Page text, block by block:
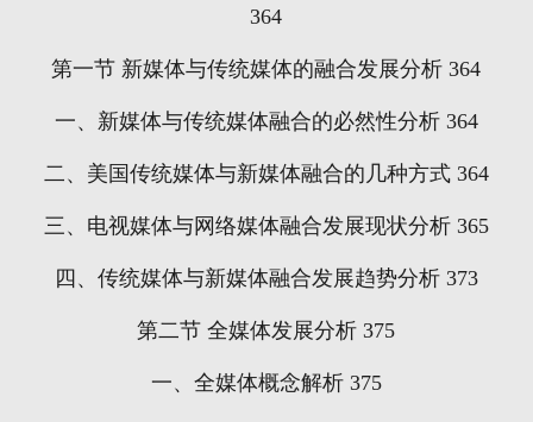
364
第一节 新媒体与传统媒体的融合发展分析 364
一、新媒体与传统媒体融合的必然性分析364
二、美国传统媒体与新媒体融合的几种方式364
三、电视媒体与网络媒体融合发展现状分析365
四、传统媒体与新媒体融合发展趋势分析373
第二节 全媒体发展分析 375
一、全媒体概念解析375